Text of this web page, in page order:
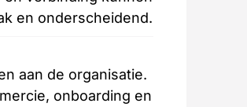
en onderscheidend.
aan de organisatie.
onboarding en